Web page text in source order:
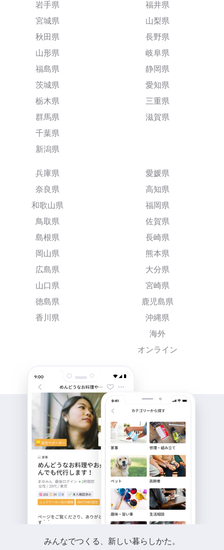
岩手県
宮城県
秋田県
山形県
福島県
茨城県
栃木県
群馬県
千葉県
新潟県
福井県
山梨県
長野県
岐阜県
静岡県
愛知県
三重県
滋賀県
兵庫県
奈良県
和歌山県
鳥取県
島根県
岡山県
広島県
山口県
徳島県
香川県
愛媛県
高知県
福岡県
佐賀県
長崎県
熊本県
大分県
宮崎県
鹿児島県
沖縄県
海外
オンライン
みんなでつくる、新しい暮らしかた。